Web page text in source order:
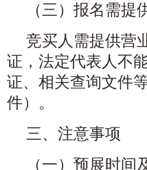
（三）报名需
竞买人需提供营
证，法定代表人不
证、相关查询文件
件）。
三、注意事项
（一）预展时